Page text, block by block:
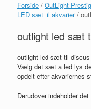
Forside / OutLight
LED sæt til akvarier/
outlight led sæt
outlight led sæt til discus
Vælg det sæt a led lys
opdelt efter akvariernes
Derudover indeholder